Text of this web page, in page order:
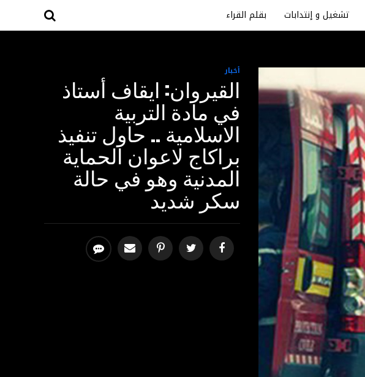
تشغيل و إنتدابات بقلم القراء
أخبار
القيروان: ايقاف أستاذ
في مادة التربية
الاسلامية .. حاول تنفيذ
براكاج لاعوان الحماية
المدنية وهو في حالة
سكر شديد